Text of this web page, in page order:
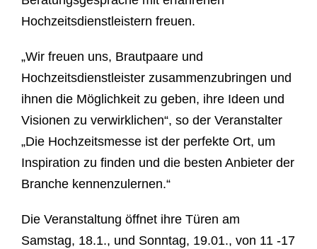
Hochzeitsdienstleistern freuen.
„Wir freuen uns, Brautpaare und
Hochzeitsdienstleister zusammenzubringen und
ihnen die Möglichkeit zu geben, ihre Ideen und
Visionen zu verwirklichen“, so der Veranstalter
„Die Hochzeitsmesse ist der perfekte Ort, um
Inspiration zu finden und die besten Anbieter der
Branche kennenzulernen.“
Die Veranstaltung öffnet ihre Türen am
Samstag, 18.1., und Sonntag, 19.01., von 11 -17